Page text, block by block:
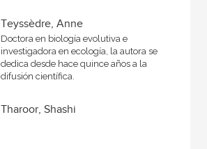
Teyssèdre, Anne
Doctora en biología evolutiva e
investigadora en ecología, la autora se
dedica desde hace quince años a la
difusión científica.
Tharoor, Shashi